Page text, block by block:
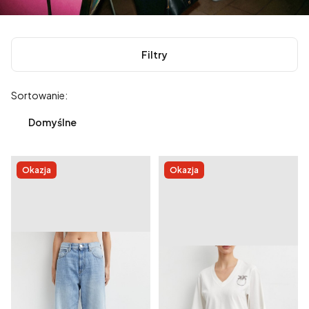
Filtry
Lista produktów
Sortowanie:
Domyślne
Okazja Okazja